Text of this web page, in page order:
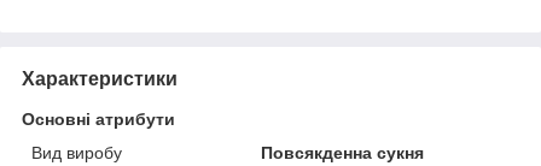
Характеристики
Основні атрибути
Вид виробу
Повсякденна сукня